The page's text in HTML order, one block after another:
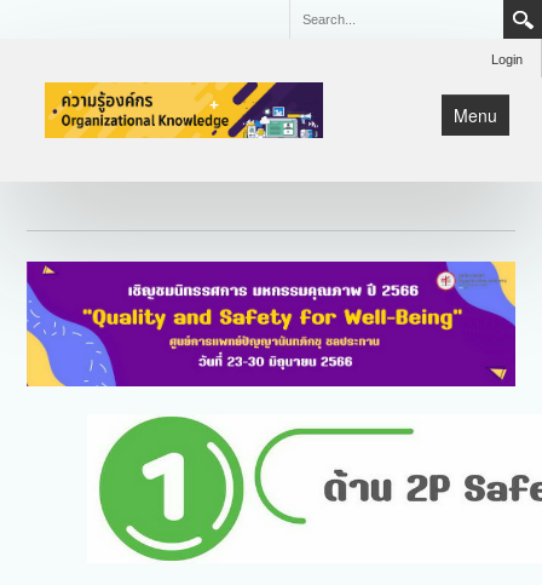
Login
Menu
หน้าแรก
Lean
มหกรรมคุณภาพ CQI